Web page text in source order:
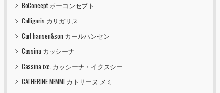
BoConcept ボーコンセプト
Calligaris カリガリス
Carl hansen&son カールハンセン
Cassina カッシーナ
Cassina ixc. カッシーナ・イクスシー
CATHERINE MEMMI カトリーヌ メミ